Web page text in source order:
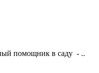
помощник в саду - ..